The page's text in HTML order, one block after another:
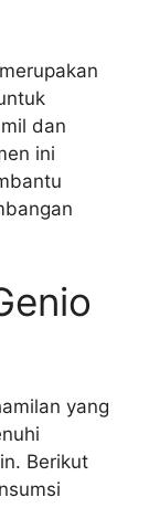
dan
ini
yang
Berikut